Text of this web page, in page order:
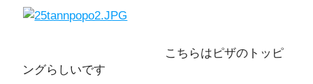
こちらはピザのトッピ
ングらしいです